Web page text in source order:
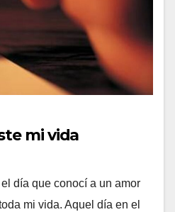
mi vida
día que conocí a un amor
mi vida. Aquel día en el